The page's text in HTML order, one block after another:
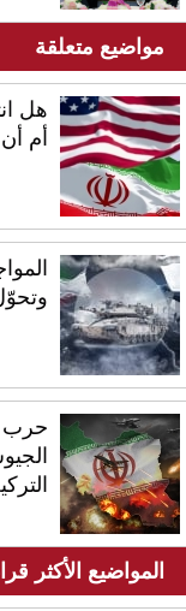
مواضيع متعلقة
هل
أم
حرب
المواضيع الأكثر